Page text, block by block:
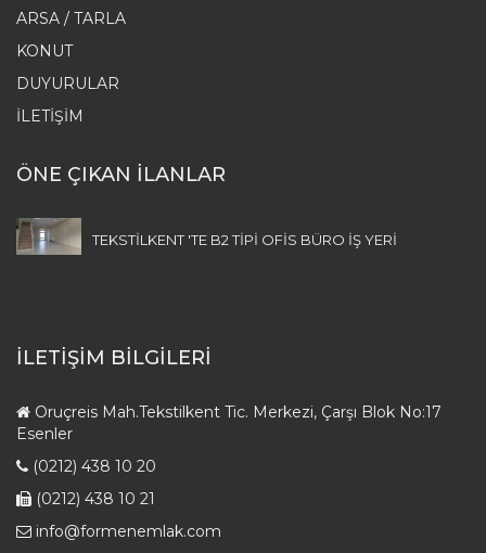
ARSA / TARLA
KONUT
DUYURULAR
İLETIŞIM
ÖNE ÇIKAN İLANLAR
TEKSTİLKENT 'TE B2 TİPİ OFİS BÜRO İŞ YERİ
İLETİŞİM BİLGİLERİ
Oruçreis Mah.Tekstilkent Tic. Merkezi, Çarşı Blok No:17
Esenler
(0212) 438 10 20
(0212) 438 10 21
info@formenemlak.com